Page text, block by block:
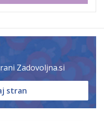
Zadovoljna.si
stran